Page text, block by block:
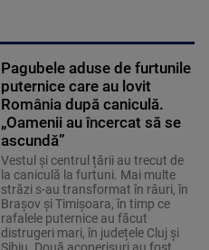
Pagubele aduse de furtunile
puternice care au lovit
România după caniculă.
„Oamenii au încercat să se
ascundă”
Vestul și centrul țării au trecut de
la caniculă la furtuni. Mai multe
străzi s-au transformat în râuri, în
Brașov și Timișoara, în timp ce
rafalele puternice au făcut
distrugeri mari, în județele Cluj și